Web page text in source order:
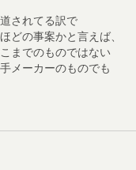
されてる訳で
どの事案かと言えば、
までのものではない
メーカーのものでも